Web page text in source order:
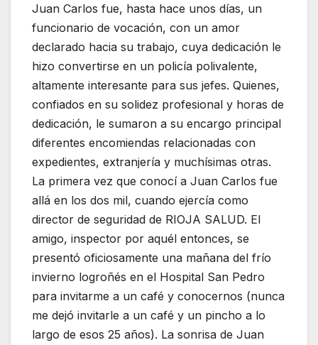
Juan Carlos fue, hasta hace unos días, un
funcionario de vocación, con un amor
declarado hacia su trabajo, cuya dedicación le
hizo convertirse en un policía polivalente,
altamente interesante para sus jefes. Quienes,
confiados en su solidez profesional y horas de
dedicación, le sumaron a su encargo principal
diferentes encomiendas relacionadas con
expedientes, extranjería y muchísimas otras.
La primera vez que conocí a Juan Carlos fue
allá en los dos mil, cuando ejercía como
director de seguridad de RIOJA SALUD. El
amigo, inspector por aquél entonces, se
presentó oficiosamente una mañana del frío
invierno logroñés en el Hospital San Pedro
para invitarme a un café y conocernos (nunca
me dejó invitarle a un café y un pincho a lo
largo de esos 25 años). La sonrisa de Juan